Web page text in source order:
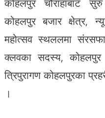
कोहलपुर बजार क्षेत्र,
महोत्सव स्थललमा
क्लवका सदस्य,
त्रिपुरागण कोहलपुरका
।